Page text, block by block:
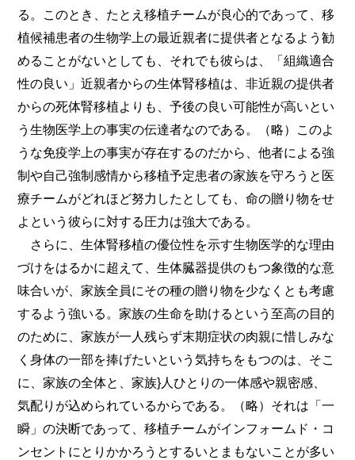
る。このとき、たとえ移植チームが良心的であって、移
植候補患者の生物学上の最近親者に提供者となるよう勧
めることがないとしても、それでも彼らは、「組織適合
性の良い」近親者からの生体腎移植は、非近親の提供者
からの死体腎移植よりも、予後の良い可能性が高いとい
う生物医学上の事実の伝達者なのである。（略）このよ
うな免疫学上の事実が存在するのだから、他者による強
制や自己強制感情から移植予定患者の家族を守ろうと医
療チームがどれほど努力したとしても、命の贈り物をせ
よという彼らに対する圧力は強大である。
さらに、生体腎移植の優位性を示す生物医学的な理由
づけをはるかに超えて、生体臓器提供のもつ象徴的な意
味合いが、家族全員にその種の贈り物を少なくとも考慮
するよう強いる。家族の生命を助けるという至高の目的
のために、家族が一人残らず末期症状の肉親に惜しみな
く身体の一部を捧げたいという気持ちをもつのは、そこ
に、家族の全体と、家族}人ひとりの一体感や親密感、
気配りが込められているからである。（略）それは「一
瞬」の決断であって、移植チームがインフォームド・コ
ンセントにとりかかろうとするいとまもないことが多い